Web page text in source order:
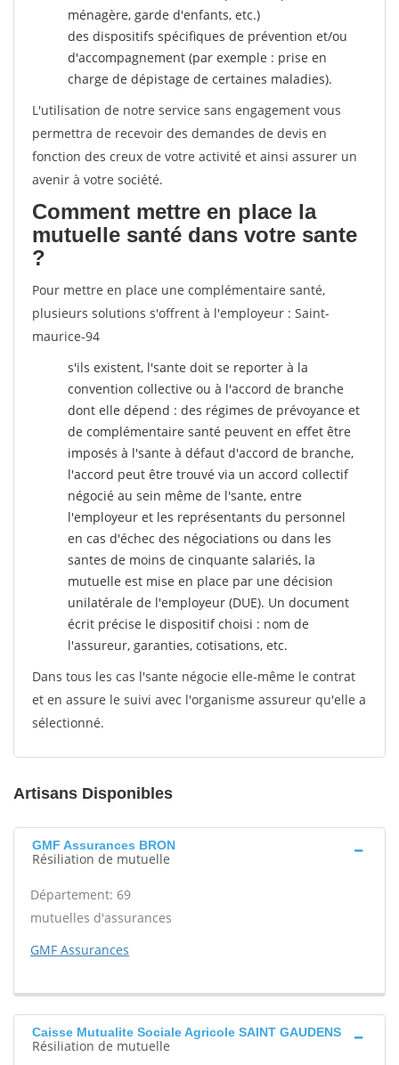
ménagère, garde d'enfants, etc.)
des dispositifs spécifiques de prévention et/ou
d'accompagnement (par exemple : prise en
charge de dépistage de certaines maladies).
L'utilisation de notre service sans engagement vous
permettra de recevoir des demandes de devis en
fonction des creux de votre activité et ainsi assurer un
avenir à votre société.
Comment mettre en place la
mutuelle santé dans votre sante
?
Pour mettre en place une complémentaire santé,
plusieurs solutions s'offrent à l'employeur : Saint-
maurice-94
s'ils existent, l'sante doit se reporter à la
convention collective ou à l'accord de branche
dont elle dépend : des régimes de prévoyance et
de complémentaire santé peuvent en effet être
imposés à l'sante à défaut d'accord de branche,
l'accord peut être trouvé via un accord collectif
négocié au sein même de l'sante, entre
l'employeur et les représentants du personnel
en cas d'échec des négociations ou dans les
santes de moins de cinquante salariés, la
mutuelle est mise en place par une décision
unilatérale de l'employeur (DUE). Un document
écrit précise le dispositif choisi : nom de
l'assureur, garanties, cotisations, etc.
Dans tous les cas l'sante négocie elle-même le contrat
et en assure le suivi avec l'organisme assureur qu'elle a
sélectionné.
Artisans Disponibles
GMF Assurances BRON
Résiliation de mutuelle
Département: 69
mutuelles d'assurances
GMF Assurances
Caisse Mutualite Sociale Agricole SAINT GAUDENS
Résiliation de mutuelle